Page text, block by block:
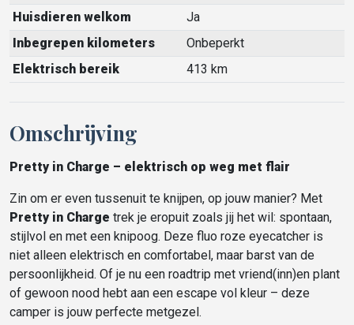
Huisdieren welkom
Ja
Inbegrepen kilometers
Onbeperkt
Elektrisch bereik
413 km
Omschrijving
Pretty in Charge – elektrisch op weg met flair
Zin om er even tussenuit te knijpen, op jouw manier? Met
Pretty in Charge trek je eropuit zoals jij het wil: spontaan,
stijlvol en met een knipoog. Deze fluo roze eyecatcher is
niet alleen elektrisch en comfortabel, maar barst van de
persoonlijkheid. Of je nu een roadtrip met vriend(inn)en plant
of gewoon nood hebt aan een escape vol kleur – deze
camper is jouw perfecte metgezel.